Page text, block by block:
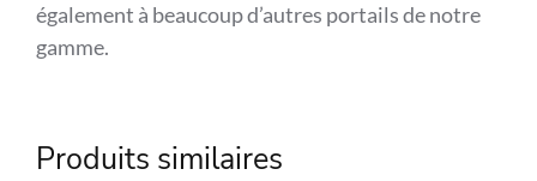
également à beaucoup d’autres portails de notre
gamme.
Produits similaires